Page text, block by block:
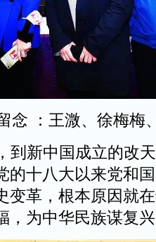
念 ：王溦、徐梅
新中国成立的改
的十八大以来党和
变革，根本原因就
，为中华民族谋复